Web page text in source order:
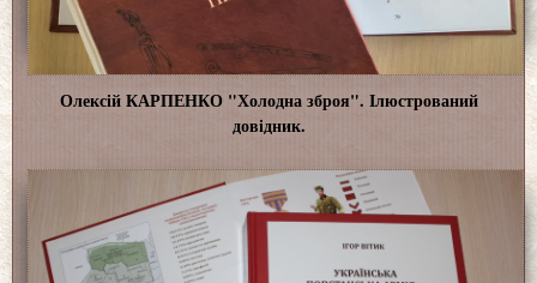
Олексій КАРПЕНКО "Холодна зброя". Ілюстрований
довідник.